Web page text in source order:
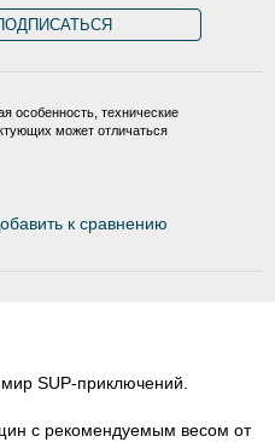
к сравнению
особенность, технические
может отличаться
SUP-приключений.
с рекомендуемым весом от